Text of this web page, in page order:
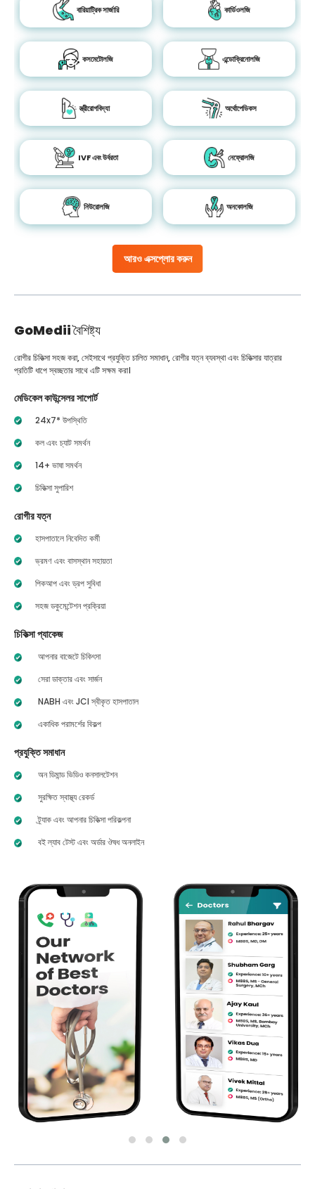
আরও এক্সপ্লোর করুন
বারিয়াট্রিক সার্জারি কার্ডিওলজি
কসমেটোলজি এন্ডোক্রিনোলজি
স্ত্রীরোগবিদ্যা অর্থোপেডিকস
IVF এবং উর্বরতা নেফ্রোলজি
নিউরোলজি অনকোলজি
GoMediiবৈশিষ্ট্য
রোগীর চিকিত্সা সহজ করা, সেইসাথে প্রযুক্তি চালিত সমাধান, রোগীর যত্ন ব্যবস্থা এবং চিকিত্সার যাত্রার
প্রতিটি ধাপে স্বচ্ছতার সাথে এটি সক্ষম করা।
মেডিকেল কাউন্সেলর সাপোর্ট
24x7* উপস্থিতি
কল এবং চ্যাট সমর্থন
14+ ভাষা সমর্থন
চিকিত্সা সুপারিশ
রোগীর যত্ন
হাসপাতালে নিবেদিত কর্মী
ভ্রমণ এবং বাসস্থান সহায়তা
পিকআপ এবং ড্রপ সুবিধা
সহজ ডকুমেন্টেশন প্রক্রিয়া
চিকিত্সা প্যাকেজ
আপনার বাজেটে চিকিৎসা
সেরা ডাক্তার এবং সার্জন
NABH এবং JCI স্বীকৃত হাসপাতাল
একাধিক পরামর্শের বিকল্প
প্রযুক্তি সমাধান
অন ডিমান্ড ভিডিও কনসালটেশন
সুরক্ষিত স্বাস্থ্য রেকর্ড
ট্র্যাক এবং আপনার চিকিত্সা পরিকল্পনা
বই ল্যাব টেস্ট এবং অর্ডার ঔষধ অনলাইন